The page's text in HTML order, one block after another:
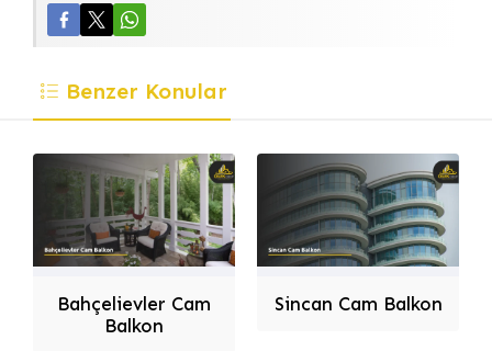
Benzer Konular
Bahçelievler Cam
Balkon
Sincan Cam Balkon
Dilek Dizayn